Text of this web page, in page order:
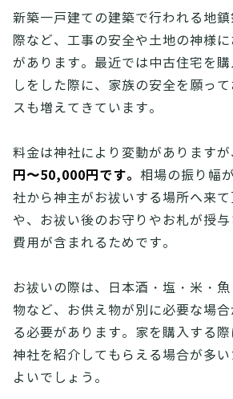
新築一戸建ての建築で行われる地
際など、工事の安全や土地の神様
があります。最近では中古住宅を
しをした際に、家族の安全を願っ
スも増えてきています。
料金は神社により変動がありますが
円〜50,000円です。 相場の振り幅
社から神主がお祓いする場所へ来
や、お祓い後のお守りやお札が授
費用が含まれるためです。
お祓いの際は、日本酒・塩・米・
物など、お供え物が別に必要な場
る必要があります。家を購入する
神社を紹介してもらえる場合が多
よいでしょう。